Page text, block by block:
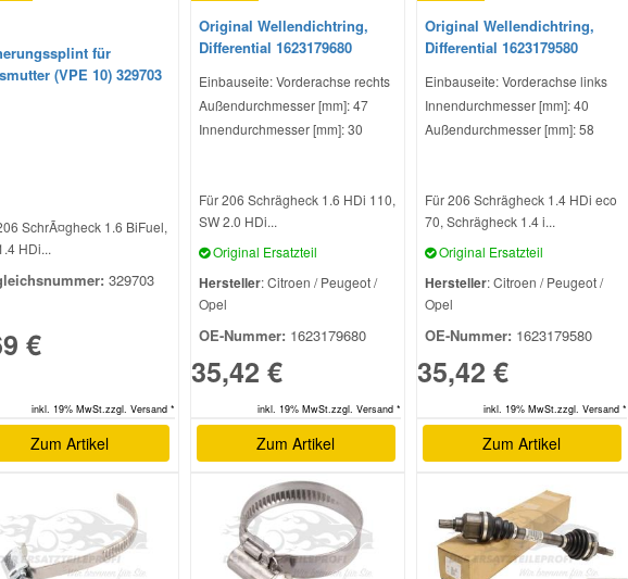
für
(VPE 10) 329703
SchrÃ¤gheck 1.6 BiFuel,
HDi...
329703
€
inkl. 19% MwSt.zzgl. Versand *
Zum Artikel
Original Wellendichtring,
Differential 1623179680
Einbauseite: Vorderachse rechts
Außendurchmesser [mm]: 47
Innendurchmesser [mm]: 30
Für 206 Schrägheck 1.6 HDi 110,
SW 2.0 HDi...
Original Ersatzteil
Hersteller: Citroen / Peugeot /
Opel
OE-Nummer: 1623179680
35,42 €
inkl. 19% MwSt.zzgl. Versand *
Zum Artikel
Original Wellendichtring,
Differential 1623179580
Einbauseite: Vorderachse links
Innendurchmesser [mm]: 40
Außendurchmesser [mm]: 58
Für 206 Schrägheck 1.4 HDi eco
70, Schrägheck 1.4 i...
Original Ersatzteil
Hersteller: Citroen / Peugeot /
Opel
OE-Nummer: 1623179580
35,42 €
inkl. 19% MwSt.zzgl. Versand *
Zum Artikel